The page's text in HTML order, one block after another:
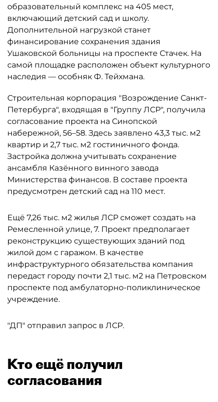
образовательный комплекс на 405 мест,
включающий детский сад и школу.
Дополнительной нагрузкой станет
финансирование сохранения здания
Ушаковской больницы на проспекте Стачек. На
самой площадке расположен объект культурного
наследия — особняк Ф. Тейхмана.
Строительная корпорация "Возрождение Санкт-
Петербурга", входящая в "Группу ЛСР", получила
согласование проекта на Синопской
набережной, 56–58. Здесь заявлено 43,3 тыс. м2
квартир и 2,7 тыс. м2 гостиничного фонда.
Застройка должна учитывать сохранение
ансамбля Казённого винного завода
Министерства финансов. В составе проекта
предусмотрен детский сад на 110 мест.
Ещё 7,26 тыс. м2 жилья ЛСР сможет создать на
Ремесленной улице, 7. Проект предполагает
реконструкцию существующих зданий под
жилой дом с гаражом. В качестве
инфраструктурного обязательства компания
передаст городу почти 2,1 тыс. м2 на Петровском
проспекте под амбулаторно-поликлиническое
учреждение.
"ДП" отправил запрос в ЛСР.
Кто ещё получил
согласования